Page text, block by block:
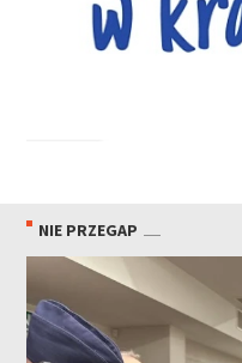
NIE PRZEGAP